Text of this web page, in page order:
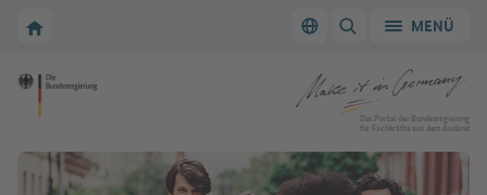
Zur Startseite von Make it in Germany Sprache wechseln
SUCHE ANZEIGEN/
MENÜ
Zur Startseite von Make it in GermanyDas Portal der Bundesregierung
für Fachkräfte aus dem Ausland